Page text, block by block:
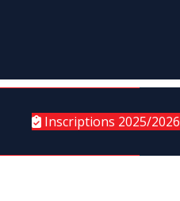
Inscriptions 2025/2026